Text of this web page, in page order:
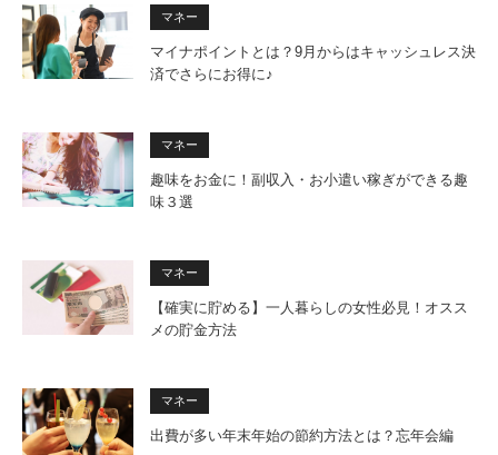
マネー
マイナポイントとは？9月からはキャッシュレス決
済でさらにお得に♪
マネー
趣味をお金に！副収入・お小遣い稼ぎができる趣
味３選
マネー
【確実に貯める】一人暮らしの女性必見！オスス
メの貯金方法
マネー
出費が多い年末年始の節約方法とは？忘年会編